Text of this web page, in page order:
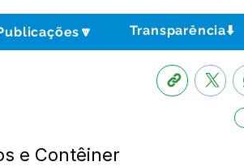
Transparência⬇️
e Contêiner